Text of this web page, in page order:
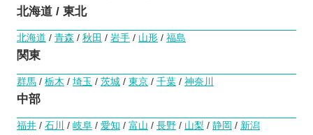
北海道 / 東北
北海道 / 青森 / 秋田 / 岩手 / 山形 / 福島
関東
群馬 / 栃木 / 埼玉 / 茨城 / 東京 / 千葉 / 神奈川
中部
福井 / 石川 / 岐阜 / 愛知 / 富山 / 長野 / 山梨 / 静岡 / 新潟